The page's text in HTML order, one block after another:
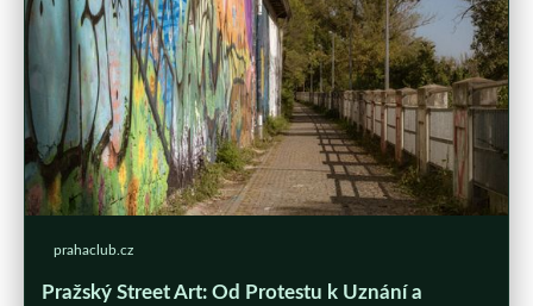
prahaclub.cz
Pražský Street Art: Od Protestu k Uznání a